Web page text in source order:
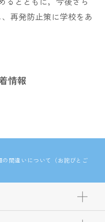
再発防止策に学校をあ
情報
間違いについて（お詫びとご